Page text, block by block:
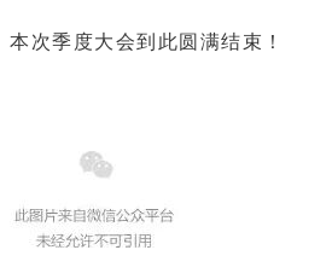
本次季度大会到此圆满结束！